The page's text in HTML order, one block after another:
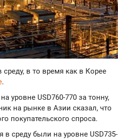
в то время как в Корее
.
уровне USD760-770 за тонну,
на рынке в Азии сказал, что
покупательского спроса.
среду были на уровне USD735-